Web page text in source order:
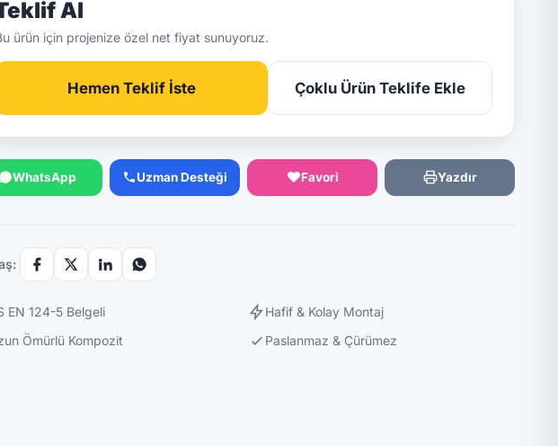
Al
ürün için projenize özel net fiyat sunuyoruz.
Hemen Teklif İste Çoklu Ürün Teklife Ekle
WhatsApp Uzman Desteği Favori Yazdır
EN 124-5 Belgeli
Hafif & Kolay Montaj
Ömürlü Kompozit
Paslanmaz & Çürümez